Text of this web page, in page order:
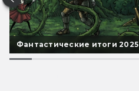
Фантастические итоги 2025